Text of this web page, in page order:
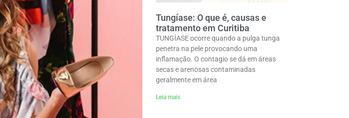
Tungíase: O que é, causas e
tratamento em Curitiba
TUNGÍASE ocorre quando a pulga tunga
penetra na pele provocando uma
inflamação. O contagio se dá em áreas
secas e arenosas contaminadas
geralmente em área
Leia mais